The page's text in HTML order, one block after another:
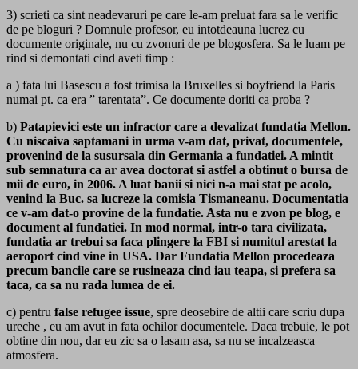
3) scrieti ca sint neadevaruri pe care le-am preluat fara sa le verific
de pe bloguri ? Domnule profesor, eu intotdeauna lucrez cu
documente originale, nu cu zvonuri de pe blogosfera. Sa le luam pe
rind si demontati cind aveti timp :
a ) fata lui Basescu a fost trimisa la Bruxelles si boyfriend la Paris
numai pt. ca era ” tarentata”. Ce documente doriti ca proba ?
b) Patapievici este un infractor care a devalizat fundatia Mellon.
Cu niscaiva saptamani in urma v-am dat, privat, documentele,
provenind de la susursala din Germania a fundatiei. A mintit
sub semnatura ca ar avea doctorat si astfel a obtinut o bursa de
mii de euro, in 2006. A luat banii si nici n-a mai stat pe acolo,
venind la Buc. sa lucreze la comisia Tismaneanu. Documentatia
ce v-am dat-o provine de la fundatie. Asta nu e zvon pe blog, e
document al fundatiei. In mod normal, intr-o tara civilizata,
fundatia ar trebui sa faca plingere la FBI si numitul arestat la
aeroport cind vine in USA. Dar Fundatia Mellon procedeaza
precum bancile care se rusineaza cind iau teapa, si prefera sa
taca, ca sa nu rada lumea de ei.
c) pentru false refugee issue, spre deosebire de altii care scriu dupa
ureche , eu am avut in fata ochilor documentele. Daca trebuie, le pot
obtine din nou, dar eu zic sa o lasam asa, sa nu se incalzeasca
atmosfera.